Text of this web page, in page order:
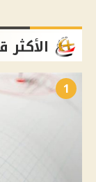
الأكثر
1